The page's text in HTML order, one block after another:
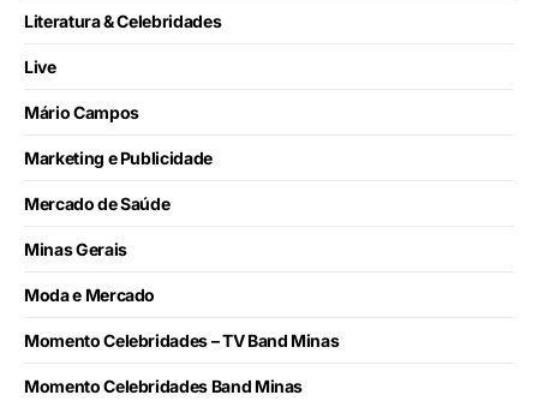
Literatura & Celebridades
Live
Mário Campos
Marketing e Publicidade
Mercado de Saúde
Minas Gerais
Moda e Mercado
Momento Celebridades – TV Band Minas
Momento Celebridades Band Minas